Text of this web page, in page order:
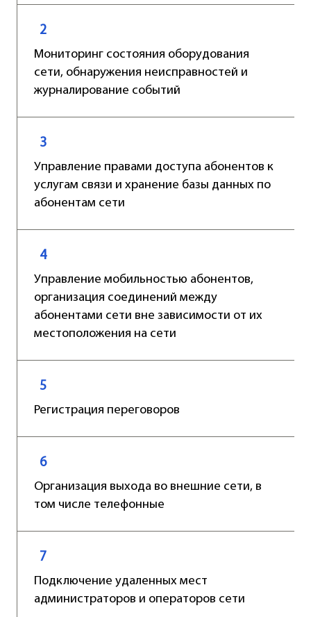
2
Мониторинг состояния оборудования
сети, обнаружения неисправностей и
журналирование событий
3
Управление правами доступа абонентов к
услугам связи и хранение базы данных по
абонентам сети
4
Управление мобильностью абонентов,
организация соединений между
абонентами сети вне зависимости от их
местоположения на сети
5
Регистрация переговоров
6
Организация выхода во внешние сети, в
том числе телефонные
7
Подключение удаленных мест
администраторов и операторов сети